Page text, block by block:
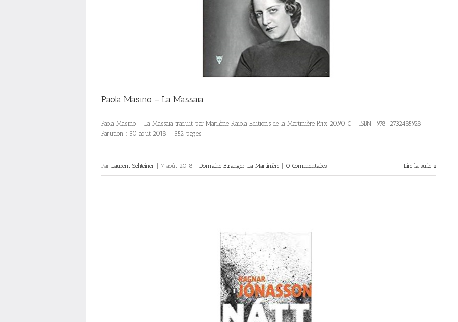
Paola Masino – La Massaia
Paola Masino – La Massaia traduit par Marilène Raiola Editions de la Martinière Prix 20,90 € – ISBN : 978-2732485928 –
Parution : 30 aout 2018 – 352 pages
Par Laurent Schteiner 7 août 2018 Domaine Etranger, La Martinière 0 Commentaires Lire la suite